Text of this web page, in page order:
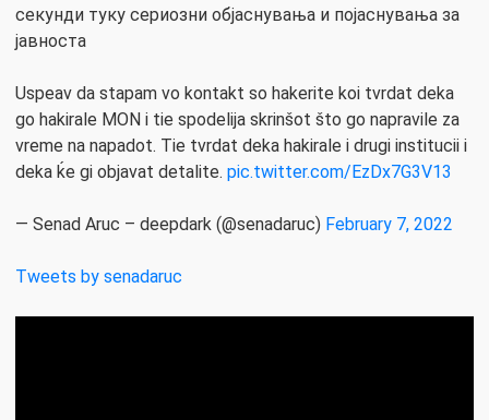
секунди туку сериозни објаснувања и појаснувања за
јавноста
Uspeav da stapam vo kontakt so hakerite koi tvrdat deka
go hakirale MON i tie spodelija skrinšot što go napravile za
vreme na napadot. Tie tvrdat deka hakirale i drugi institucii i
deka ḱe gi objavat detalite. pic.twitter.com/EzDx7G3V13
— Senad Aruc – deepdark (@senadaruc) February 7, 2022
Tweets by senadaruc